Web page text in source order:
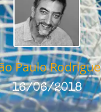
Paulo
16/06/2018